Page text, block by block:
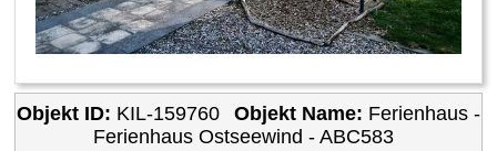
Objekt ID: KIL-159760 Objekt Name: Ferienhaus -
Ferienhaus Ostseewind - ABC583